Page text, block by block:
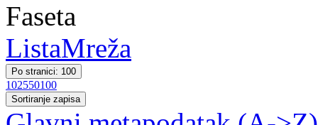
Faseta
ListaMreža
Po stranici: 100
102550100
Sortiranje zapisa